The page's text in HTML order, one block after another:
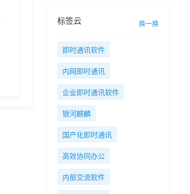
标签云 换一换
即时通讯软件
内网即时通讯
企业即时通讯软件
银河麒麟
国产化即时通讯
高效协同办公
内部交流软件